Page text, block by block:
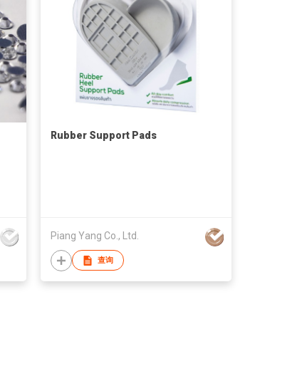
Rubber Support Pads
Piang Yang Co., Ltd.
查询